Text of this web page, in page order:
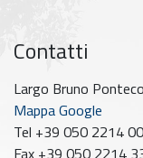
Contatti
Largo Bruno
Mappa Google
Tel +39 050 2214